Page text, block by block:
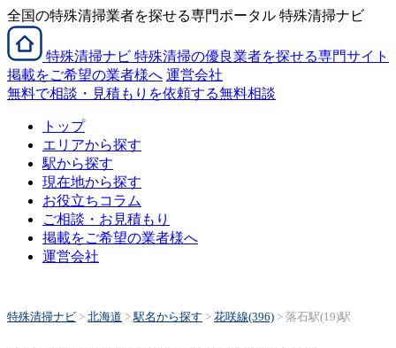
全国の特殊清掃業者を探せる専門ポータル 特殊清掃ナビ
特殊清掃ナビ 特殊清掃の優良業者を探せる専門サイト
掲載をご希望の業者様へ 運営会社
無料で相談・見積もりを依頼する無料相談
トップ
エリアから探す
駅から探す
現在地から探す
お役立ちコラム
ご相談・お見積もり
掲載をご希望の業者様へ
運営会社
特殊清掃ナビ > 北海道 >駅名から探す > 花咲線(396) > 落石駅(19)駅